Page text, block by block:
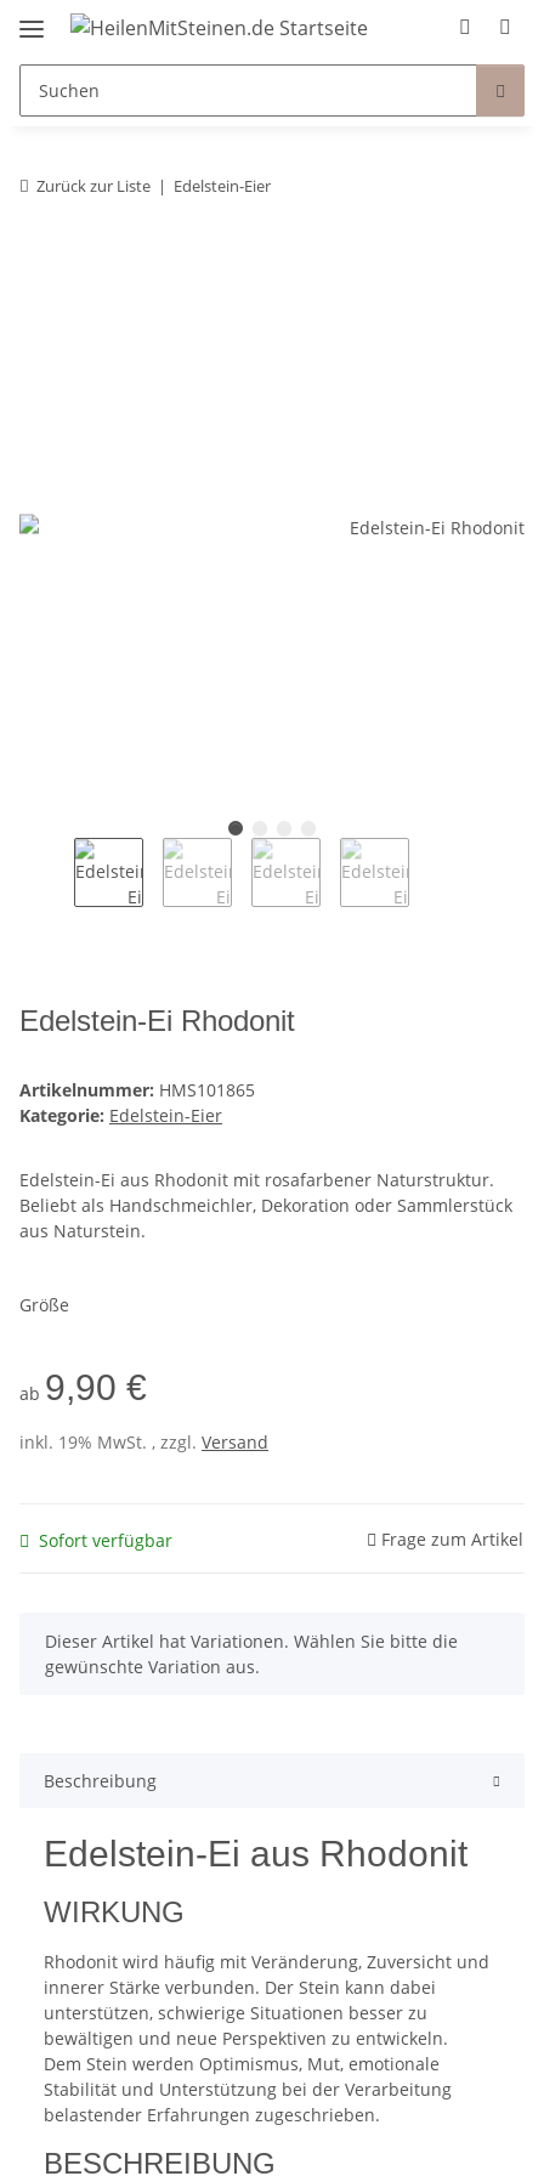
Zurück zur Liste Edelstein-Eier
Edelstein-Ei Rhodonit
Artikelnummer: HMS101865
Kategorie: Edelstein-Eier
Edelstein-Ei aus Rhodonit mit rosafarbener Naturstruktur.
Beliebt als Handschmeichler, Dekoration oder Sammlerstück
aus Naturstein.
Größe
ab 9,90 €
inkl. 19% MwSt. , zzgl. Versand
Sofort verfügbar Frage zum Artikel
x
Dieser Artikel hat Variationen. Wählen Sie bitte die
gewünschte Variation aus.
Beschreibung
Edelstein-Ei aus Rhodonit
WIRKUNG
Rhodonit wird häufig mit Veränderung, Zuversicht und
innerer Stärke verbunden. Der Stein kann dabei
unterstützen, schwierige Situationen besser zu
bewältigen und neue Perspektiven zu entwickeln.
Dem Stein werden Optimismus, Mut, emotionale
Stabilität und Unterstützung bei der Verarbeitung
belastender Erfahrungen zugeschrieben.
BESCHREIBUNG